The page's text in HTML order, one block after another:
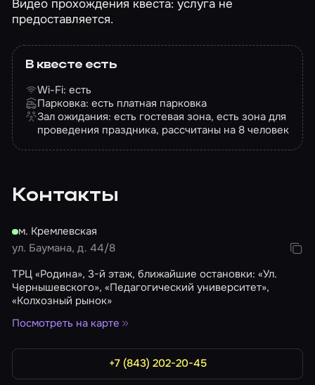
Видео прохождения квеста: услуга не
предоставляется.
В квесте есть
Wi-Fi: есть
Парковка: есть платная парковка
Зал ожидания: есть гостевая зона, есть зона для
проведения праздника, рассчитаны на 8 человек
Контакты
м. Кремлевская
ул. Баумана, д. 44/8
ТРЦ «Родина», 3-й этаж, ближайшие остановки: «Ул.
Чернышевского», «Педагогический университет»,
«Колхозный рынок»
Посмотреть на карте
+7 (843) 202-20-45